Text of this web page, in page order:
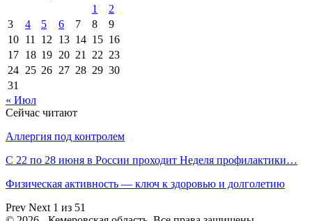
1
2
3
4 5 6 7 8
9
10 11 12 13 14 15 16
17 18 19 20 21 22 23
24 25 26 27 28 29 30
31
« Июл
Сейчас читают
Аллергия под контролем
С 22 по 28 июня в России проходит Неделя профилактики…
Физическая активность — ключ к здоровью и долголетию
Prev Next 1 из 51